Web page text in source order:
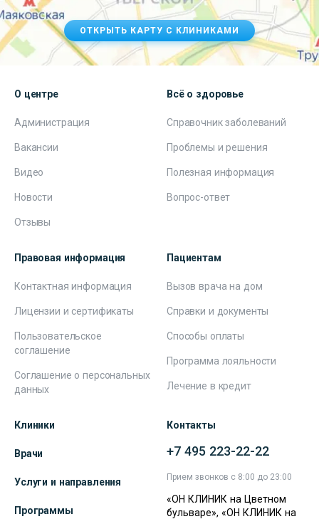
ОТКРЫТЬ КАРТУ С КЛИНИКАМИ
О центре
Администрация
Вакансии
Видео
Новости
Отзывы
Всё о здоровье
Справочник заболеваний
Проблемы и решения
Полезная информация
Вопрос-ответ
Правовая информация
Контактная информация
Лицензии и сертификаты
Пользовательское
соглашение
Соглашение о персональных
данных
Пациентам
Вызов врача на дом
Справки и документы
Способы оплаты
Программа лояльности
Лечение в кредит
Клиники
Врачи
Услуги и направления
Программы
Контакты
+7 495 223-22-22
Прием звонков с 8:00 до 23:00
«ОН КЛИНИК на Цветном
бульваре», «ОН КЛИНИК на